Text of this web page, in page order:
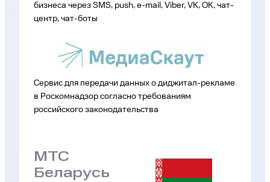
бизнеса через SMS, push, e-mail, Viber, VK, ОК, чат-
центр, чат-боты
Сервис для передачи данных о диджитал-рекламе
в Роскомнадзор согласно требованиям
российского законодательства
МТС
Беларусь